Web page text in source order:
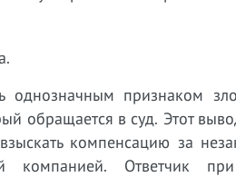
признаком
обращается в суд. Этот
компенсацию за
компанией. Ответчик